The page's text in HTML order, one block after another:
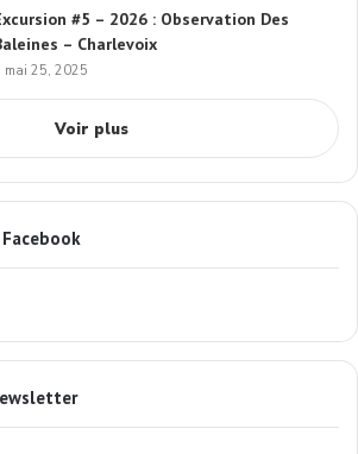
#5 – 2026 : Observation Des
– Charlevoix
mai 25, 2025
Voir plus